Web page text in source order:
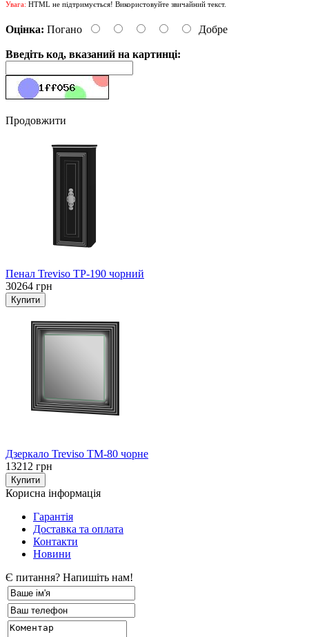
Увага: HTML не підтримується! Використовуйте звичайний текст.
Оцінка: Погано Добре
Введіть код, вказаний на картинці:
Продовжити
Пенал Treviso TP-190 чорний
30264 грн
Дзеркало Treviso TM-80 чорне
13212 грн
Корисна інформація
Гарантія
Доставка та оплата
Контакти
Новини
Є питання? Напишіть нам!